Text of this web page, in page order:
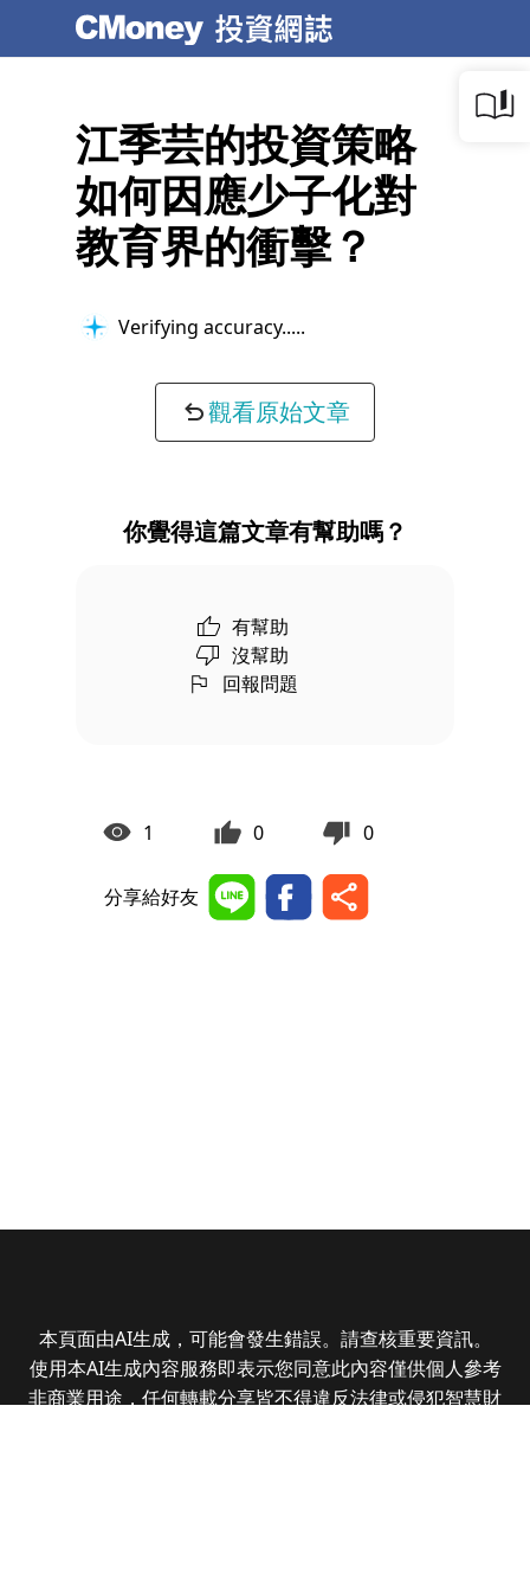
江季芸的投資策略
如何因應少子化對
教育界的衝擊？
Verifying accuracy...
觀看原始文章
你覺得這篇文章有幫助嗎？
有幫助
沒幫助
回報問題
1 0 0
分享給好友
本頁面由AI生成，可能會發生錯誤。請查核重要資訊。
使用本AI生成內容服務即表示您同意此內容僅供個人參考
非商業用途，任何轉載分享皆不得違反法律或侵犯智慧財